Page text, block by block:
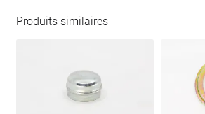
soufflet
Produits similaires